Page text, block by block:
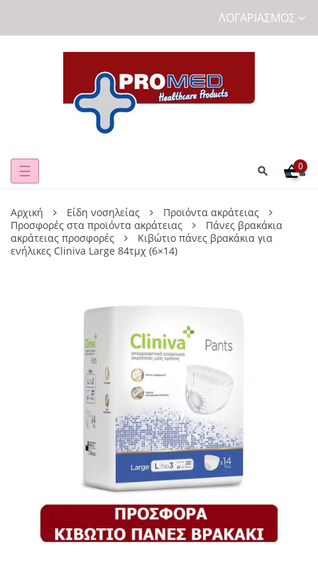
ΛΟΓΑΡΙΑΣΜΌΣ
Toggle
☰ 0
Αρχική Είδη νοσηλείας
Προϊόντα ακράτειας
Προσφορές στα προϊόντα ακράτειας
Πάνες βρακάκια
ακράτειας προσφορές
Κιβώτιο πάνες βρακάκια για
ενήλικες Cliniva Large 84τμχ (6×14)